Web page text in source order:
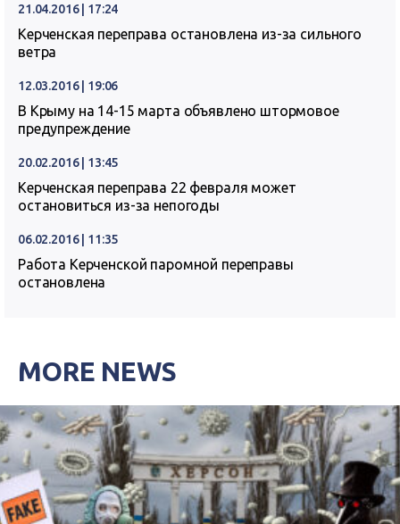
21.04.2016 | 17:24
Керченская переправа остановлена из-за сильного
ветра
12.03.2016 | 19:06
В Крыму на 14-15 марта объявлено штормовое
предупреждение
20.02.2016 | 13:45
Керченская переправа 22 февраля может
остановиться из-за непогоды
06.02.2016 | 11:35
Работа Керченской паромной переправы
остановлена
MORE NEWS